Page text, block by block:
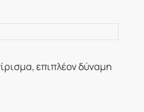
επιπλέον δύναμη